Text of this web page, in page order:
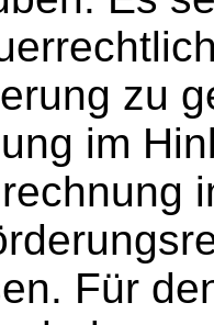
zu
im
Für